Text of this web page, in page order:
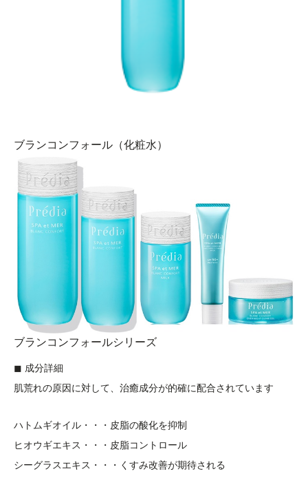
ブランコンフォール（化粧水）
ブランコンフォールシリーズ
◼︎ 成分詳細
肌荒れの原因に対して、治癒成分が的確に配合されています
ハトムギオイル・・・皮脂の酸化を抑制
ヒオウギエキス・・・皮脂コントロール
シーグラスエキス・・・くすみ改善が期待される